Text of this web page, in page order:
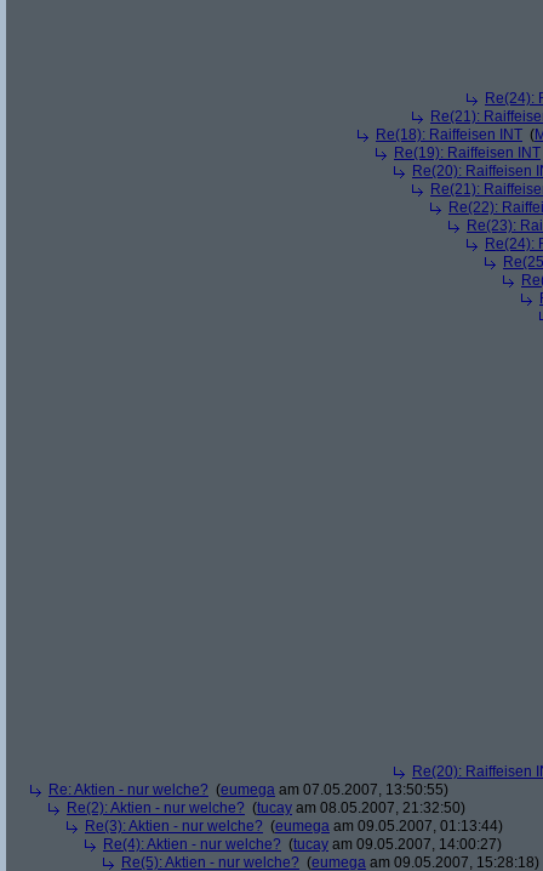
Re(24):
Re(21):
Re(18): Raiffeisen INT (
Re(19): Raiffeisen INT
Re(20): Raiffeisen
Re(21):
Re(22):
Re(23):
Re(24):
Re(20): Raiffeisen
Re: Aktien - nur welche? (eumega am 07.05.2007, 13:50:55)
Re(2): Aktien - nur welche? (tucay am 08.05.2007, 21:32:50)
Re(3): Aktien - nur welche? (eumega am 09.05.2007, 01:13:44)
Re(4): Aktien - nur welche? (tucay am 09.05.2007, 14:00:27)
Re(5): Aktien - nur welche? (eumega am 09.05.2007, 15:28:18)